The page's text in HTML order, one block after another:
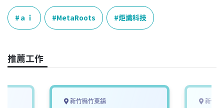
c
e
b
o
k
e
r
e
a
n
k
e
n
p
L
k
ａｉ MetaRoots 炬識科技
推薦工作
新竹縣竹東鎮 新竹